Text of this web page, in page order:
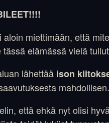
aloin miettimään, että
elämässä vielä
lähettää ison
mahdollisen.
että ehkä nyt olisi